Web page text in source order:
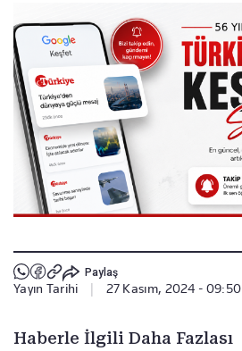
Paylaş
Yayın Tarihi 27 Kasım, 2024 - 09:50
Haberle İlgili Daha Fazlası